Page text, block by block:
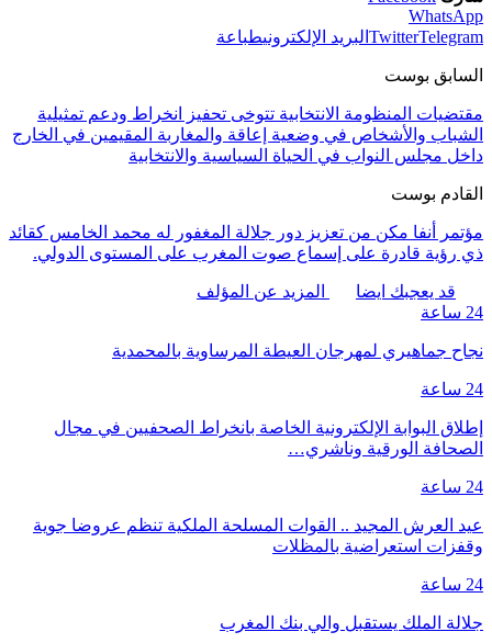
WhatsApp
TwitterTelegram البريد الإلكترونيطباعة
السابق بوست
مقتضيات المنظومة الانتخابية تتوخى تحفيز انخراط ودعم تمثيلية
الشباب والأشخاص في وضعية إعاقة والمغاربة المقيمين في الخارج
داخل مجلس النواب في الحياة السياسية والانتخابية
القادم بوست
مؤتمر أنفا مكن من تعزيز دور جلالة المغفور له محمد الخامس كقائد
ذي رؤية قادرة على إسماع صوت المغرب على المستوى الدولي.
قد يعجبك ايضا
المزيد عن المؤلف
24 ساعة
نجاح جماهيري لمهرجان العيطة المرساوية بالمحمدية
24 ساعة
إطلاق البوابة الإلكترونية الخاصة بانخراط الصحفيين في مجال
الصحافة الورقية وناشري…
24 ساعة
عيد العرش المجيد .. القوات المسلحة الملكية تنظم عروضا جوية
وقفزات استعراضية بالمظلات
24 ساعة
جلالة الملك يستقبل والي بنك المغرب